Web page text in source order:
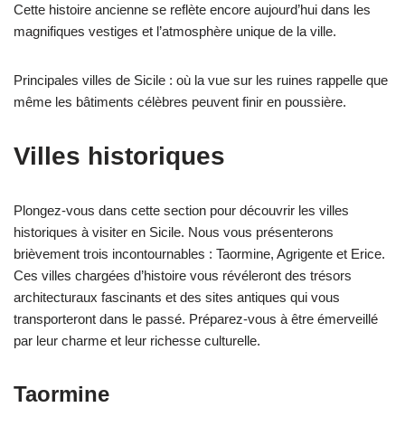
Cette histoire ancienne se reflète encore aujourd’hui dans les
magnifiques vestiges et l’atmosphère unique de la ville.
Principales villes de Sicile : où la vue sur les ruines rappelle que
même les bâtiments célèbres peuvent finir en poussière.
Villes historiques
Plongez-vous dans cette section pour découvrir les villes
historiques à visiter en Sicile. Nous vous présenterons
brièvement trois incontournables : Taormine, Agrigente et Erice.
Ces villes chargées d’histoire vous révéleront des trésors
architecturaux fascinants et des sites antiques qui vous
transporteront dans le passé. Préparez-vous à être émerveillé
par leur charme et leur richesse culturelle.
Taormine